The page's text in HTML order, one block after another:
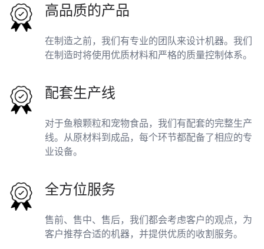
高品质的产品
在制造之前，我们有专业的团队来设计机器。我们
在制造时将使用优质材料和严格的质量控制体系。
配套生产线
对于鱼粮颗粒和宠物食品，我们有配套的完整生产
线。从原材料到成品，每个环节都配备了相应的专
业设备。
全方位服务
售前、售中、售后，我们都会考虑客户的观点，为
客户推荐合适的机器，并提供优质的收割服务。